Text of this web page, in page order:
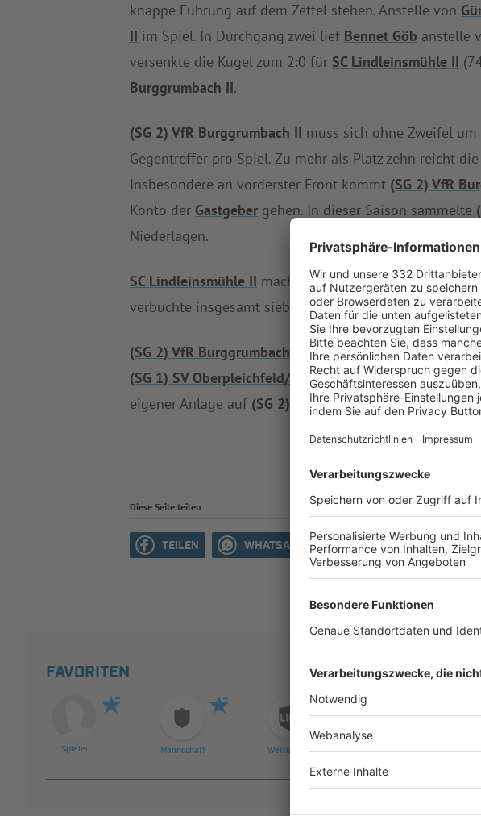
knappe Führung auf dem Zettel stehen. Anstelle von
II im Spiel. In Durchgang zwei lief Bennet Göb anstelle
versenkte die Kugel zum 2:0 für SC Lindleinsmühle II
Burggrumbach II.
(SG 2) VfR Burggrumbach II muss sich ohne Zweifel
Gegentreffer pro Spiel. Zu mehr als Platz zehn reicht
Insbesondere an vorderster Front kommt (SG 2) VfR
Konto der Gastgeber gehen. In dieser Saison sammelte
Niederlagen.
SC Lindleinsmühle II macht nach dem Erfolg in der
verbuchte insgesamt sieben Siege, zwei Remis und
(SG 2) VfR Burggrumbach II
verabschiedet sich dann
(SG 1) SV Oberpleichfeld/DJK Dipbach/TSV
eigener Anlage auf (SG 2) Retzbach-Zellingen II.
Diese Seite teilen
TEILEN WHATSAPP MAIL
FAVORITEN
Spieler Mannschaft Wettbewerb
Nach der Registrierung
Ligen, die dann direkt hier